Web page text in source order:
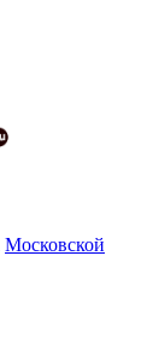
Московской